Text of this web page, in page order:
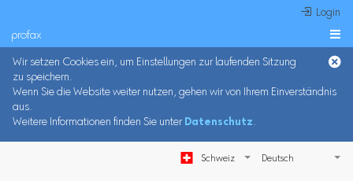
 Login
profax 
Wir setzen Cookies ein, um Einstellungen zur laufenden Sitzung
zu speichern.
Wenn Sie die Website weiter nutzen, gehen wir von Ihrem Einverständnis
aus.
Weitere Informationen finden Sie unter Datenschutz.
Schweiz